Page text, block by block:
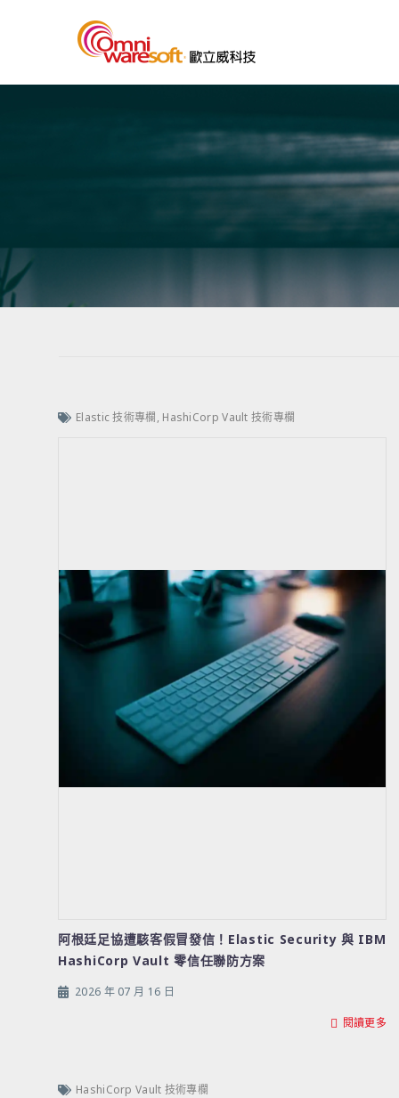
Elastic 技術專欄, HashiCorp Vault 技術專欄
阿根廷足協遭駭客假冒發信！Elastic Security 與 IBM
HashiCorp Vault 零信任聯防方案
2026 年 07 月 16 日
閱讀更多
HashiCorp Vault 技術專欄